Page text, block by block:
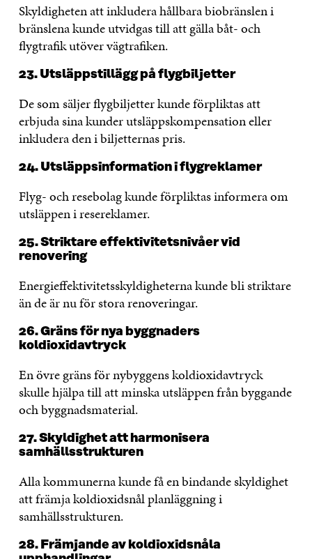
Skyldigheten att inkludera hållbara biobränslen i
bränslena kunde utvidgas till att gälla båt- och
flygtrafik utöver vägtrafiken.
23. Utsläppstillägg på flygbiljetter
De som säljer flygbiljetter kunde förpliktas att
erbjuda sina kunder utsläppskompensation eller
inkludera den i biljetternas pris.
24. Utsläppsinformation i flygreklamer
Flyg- och resebolag kunde förpliktas informera om
utsläppen i resereklamer.
25. Striktare effektivitetsnivåer vid
renovering
Energieffektivitetsskyldigheterna kunde bli striktare
än de är nu för stora renoveringar.
26. Gräns för nya byggnaders
koldioxidavtryck
En övre gräns för nybyggens koldioxidavtryck
skulle hjälpa till att minska utsläppen från byggande
och byggnadsmaterial.
27. Skyldighet att harmonisera
samhällsstrukturen
Alla kommunerna kunde få en bindande skyldighet
att främja koldioxidsnål planläggning i
samhällsstrukturen.
28. Främjande av koldioxidsnåla